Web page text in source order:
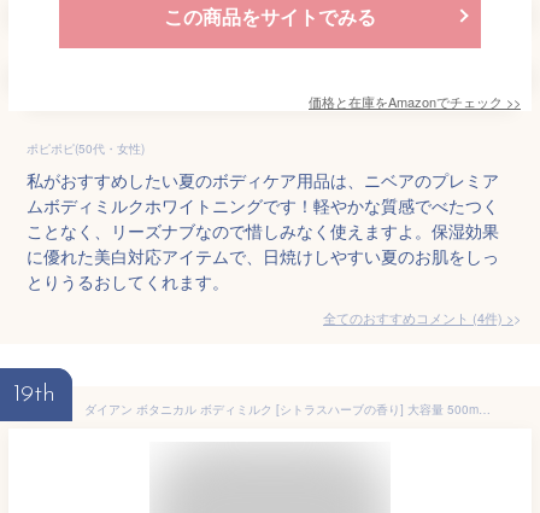
この商品をサイトでみる
価格と在庫をAmazonでチェック >>
ポピポピ(50代・女性)
私がおすすめしたい夏のボディケア用品は、ニベアのプレミア
ムボディミルクホワイトニングです！軽やかな質感でべたつく
ことなく、リーズナブなので惜しみなく使えますよ。保湿効果
に優れた美白対応アイテムで、日焼けしやすい夏のお肌をしっ
とりうるおしてくれます。
全てのおすすめコメント (4件) >
19th
ダイアン ボタニカル ボディミルク [シトラスハーブの香り] 大容量 500ml【ミルクなのにベタつかない】ダイアンボタニカル モイストリラックス